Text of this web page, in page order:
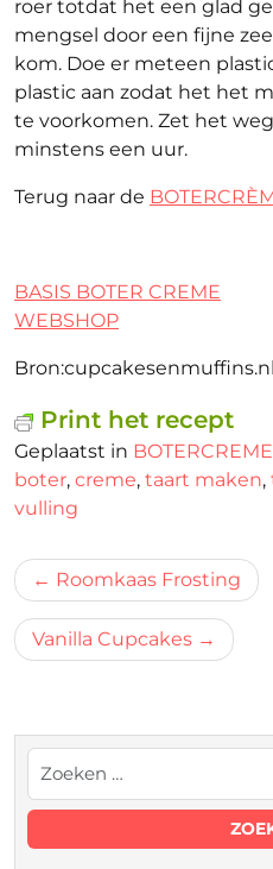
roer totdat het een glad
mengsel door een fijne
kom. Doe er meteen
plastic aan zodat het het
te voorkomen. Zet het
minstens een uur.
Terug naar de
BASIS BOTER CREME
WEBSHOP
Bron:cupcakesenmuffins.nl
Print het recept
Geplaatst in
boter, creme, taart maken,
vulling
Bericht
navigatie
Roomkaas Frosting
Vanilla Cupcakes